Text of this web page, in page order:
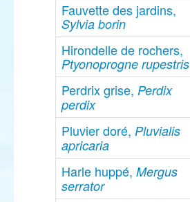
Fauvette des jardins,
Sylvia borin
Hirondelle de rochers,
Ptyonoprogne rupestris
Perdrix grise, Perdix
perdix
Pluvier doré, Pluvialis
apricaria
Harle huppé, Mergus
serrator